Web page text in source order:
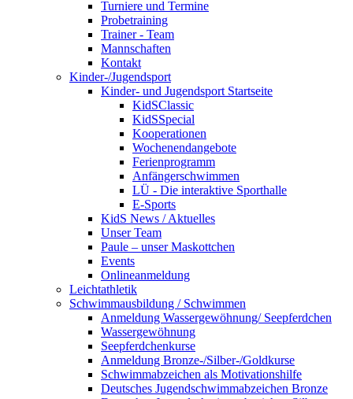
Turniere und Termine
Probetraining
Trainer - Team
Mannschaften
Kontakt
Kinder-/Jugendsport
Kinder- und Jugendsport Startseite
KidSClassic
KidSSpecial
Kooperationen
Wochenendangebote
Ferienprogramm
Anfängerschwimmen
LÜ - Die interaktive Sporthalle
E-Sports
KidS News / Aktuelles
Unser Team
Paule – unser Maskottchen
Events
Onlineanmeldung
Leichtathletik
Schwimmausbildung / Schwimmen
Anmeldung Wassergewöhnung/ Seepferdchen
Wassergewöhnung
Seepferdchenkurse
Anmeldung Bronze-/Silber-/Goldkurse
Schwimmabzeichen als Motivationshilfe
Deutsches Jugendschwimmabzeichen Bronze